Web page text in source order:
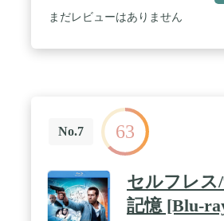
まだレビューはありません
No.7 63
セルフレス
記憶 [Blu-